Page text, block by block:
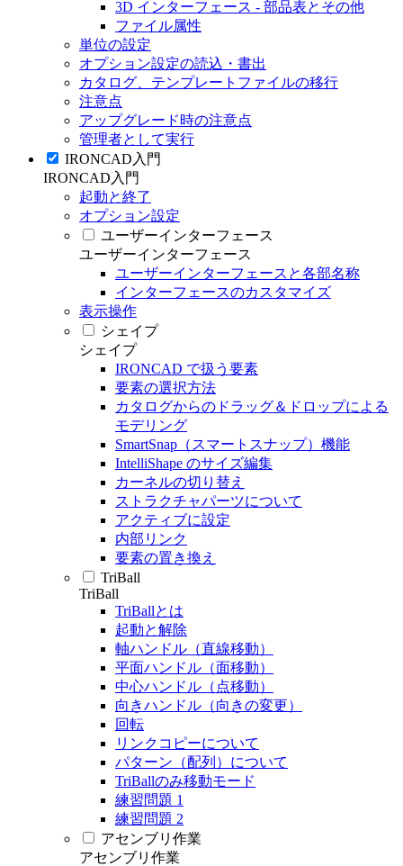
3D インターフェース - 部品表とその他
ファイル属性
単位の設定
オプション設定の読込・書出
カタログ、テンプレートファイルの移行
注意点
アップグレード時の注意点
管理者として実行
IRONCAD入門
IRONCAD入門
起動と終了
オプション設定
ユーザーインターフェース
ユーザーインターフェース
ユーザーインターフェースと各部名称
インターフェースのカスタマイズ
表示操作
シェイプ
シェイプ
IRONCAD で扱う要素
要素の選択方法
カタログからのドラッグ＆ドロップによる
モデリング
SmartSnap（スマートスナップ）機能
IntelliShape のサイズ編集
カーネルの切り替え
ストラクチャパーツについて
アクティブに設定
内部リンク
要素の置き換え
TriBall
TriBall
TriBallとは
起動と解除
軸ハンドル（直線移動）
平面ハンドル（面移動）
中心ハンドル（点移動）
向きハンドル（向きの変更）
回転
リンクコピーについて
パターン（配列）について
TriBallのみ移動モード
練習問題 1
練習問題 2
アセンブリ作業
アセンブリ作業